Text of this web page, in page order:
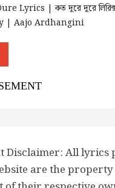
Lyrics | কত দূরে দূরে
| Aajo Ardhangini
Disclaimer: All lyrics
are the